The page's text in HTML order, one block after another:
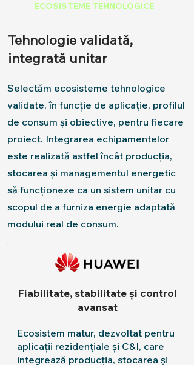
ECOSISTEME TEHNOLOGICE
Tehnologie validată,
integrată unitar
Selectăm ecosisteme tehnologice
validate, în funcție de aplicație, profilul
de consum și obiective, pentru fiecare
proiect. Integrarea echipamentelor
este realizată astfel încât producția,
stocarea și managementul energetic
să funcționeze ca un sistem unitar cu
scopul de a furniza energie adaptată
modului real de consum.
Fiabilitate, stabilitate și control
avansat
Ecosistem matur, dezvoltat pentru
aplicații rezidențiale și C&I, care
integrează producția, stocarea și